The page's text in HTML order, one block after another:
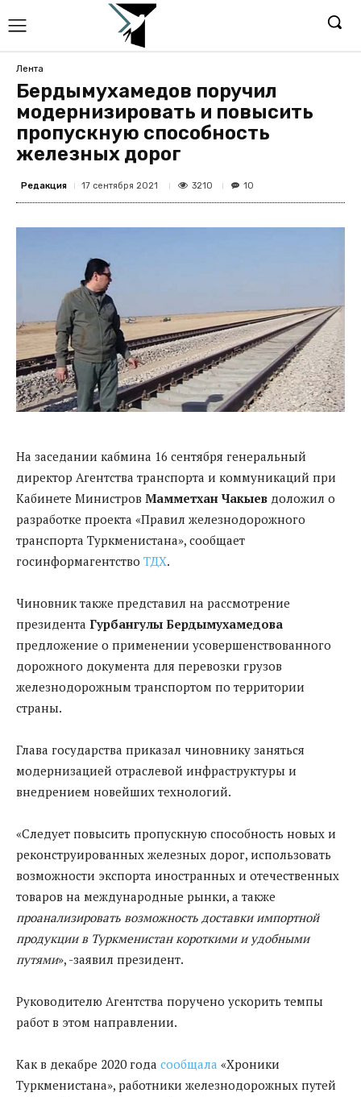
Лента
Бердымухамедов поручил
модернизировать и повысить
пропускную способность
железных дорог
Редакция 17 сентября 2021 3210 10
На заседании кабмина 16 сентября генеральный
директор Агентства транспорта и коммуникаций при
Кабинете Министров Мамметхан Чакыев доложил о
разработке проекта «Правил железнодорожного
транспорта Туркменистана», сообщает
госинформагентство ТДХ.
Чиновник также представил на рассмотрение
президента Гурбангулы Бердымухамедова
предложение о применении усовершенствованного
дорожного документа для перевозки грузов
железнодорожным транспортом по территории
страны.
Глава государства приказал чиновнику заняться
модернизацией отраслевой инфраструктуры и
внедрением новейших технологий.
«Следует повысить пропускную способность новых и
реконструированных железных дорог, использовать
возможности экспорта иностранных и отечественных
товаров на международные рынки, а также
проанализировать возможность доставки импортной
продукции в Туркменистан короткими и удобными
путями», -заявил президент.
Руководителю Агентства поручено ускорить темпы
работ в этом направлении.
Как в декабре 2020 года сообщала «Хроники
Туркменистана», работники железнодорожных путей